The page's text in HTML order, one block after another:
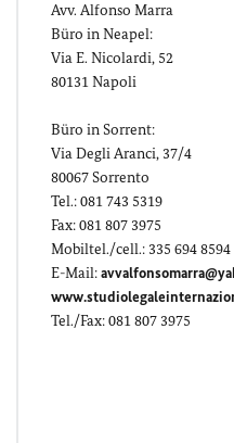
Avv. Alfonso Marra
Büro in Neapel:
Via E. Nicolardi, 52
80131 Napoli
Büro in Sorrent:
Via Degli Aranci, 37/4
80067 Sorrento
Tel.: 081 743 5319
Fax: 081 807 3975
Mobiltel./cell.: 335 694 8594
E-Mail:
Tel./Fax: 081 807 3975